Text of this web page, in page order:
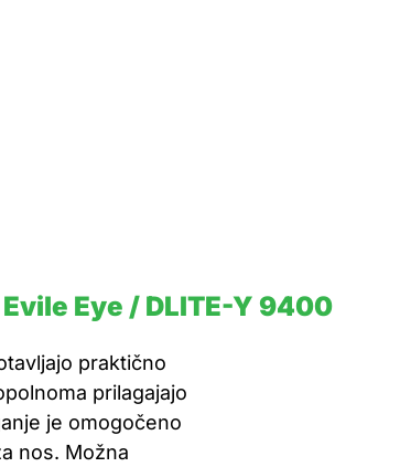
Eye / DLITE-Y 9400
praktično
prilagajajo
je omogočeno
nos. Možna